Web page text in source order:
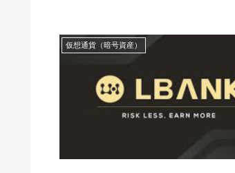
仮想通貨（暗号資産）